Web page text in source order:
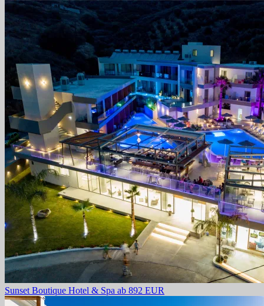
Sunset Boutique Hotel & Spa ab 892 EUR